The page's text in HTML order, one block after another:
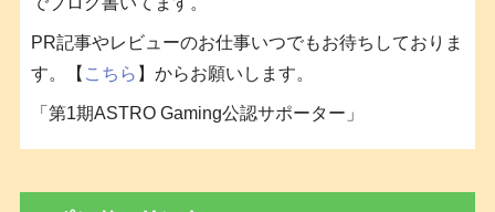
PR記事やレビューのお仕事いつでもお待ちしておりま
す。【 こちら 】からお願いします。
「第1期ASTRO Gaming公認サポーター」